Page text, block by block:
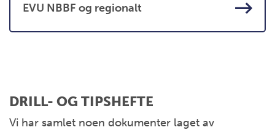
EVU NBBF og regionalt
DRILL- OG TIPSHEFTE
Vi har samlet noen dokumenter laget av